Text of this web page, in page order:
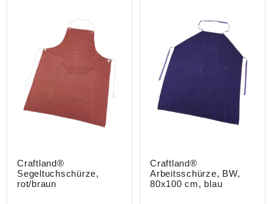
Zollstocktasche
Material: Rindvollleder
Farbe: natur
Jacke: • Verdeckte
Knopfleiste •
Druckknöpfe •
Stehkragen Material:
Rindvollleder Farbe:
natur
Craftland®
Segeltuchschürze,
rot/braun
Craftland®
Arbeitsschürze, BW,
80x100 cm, blau